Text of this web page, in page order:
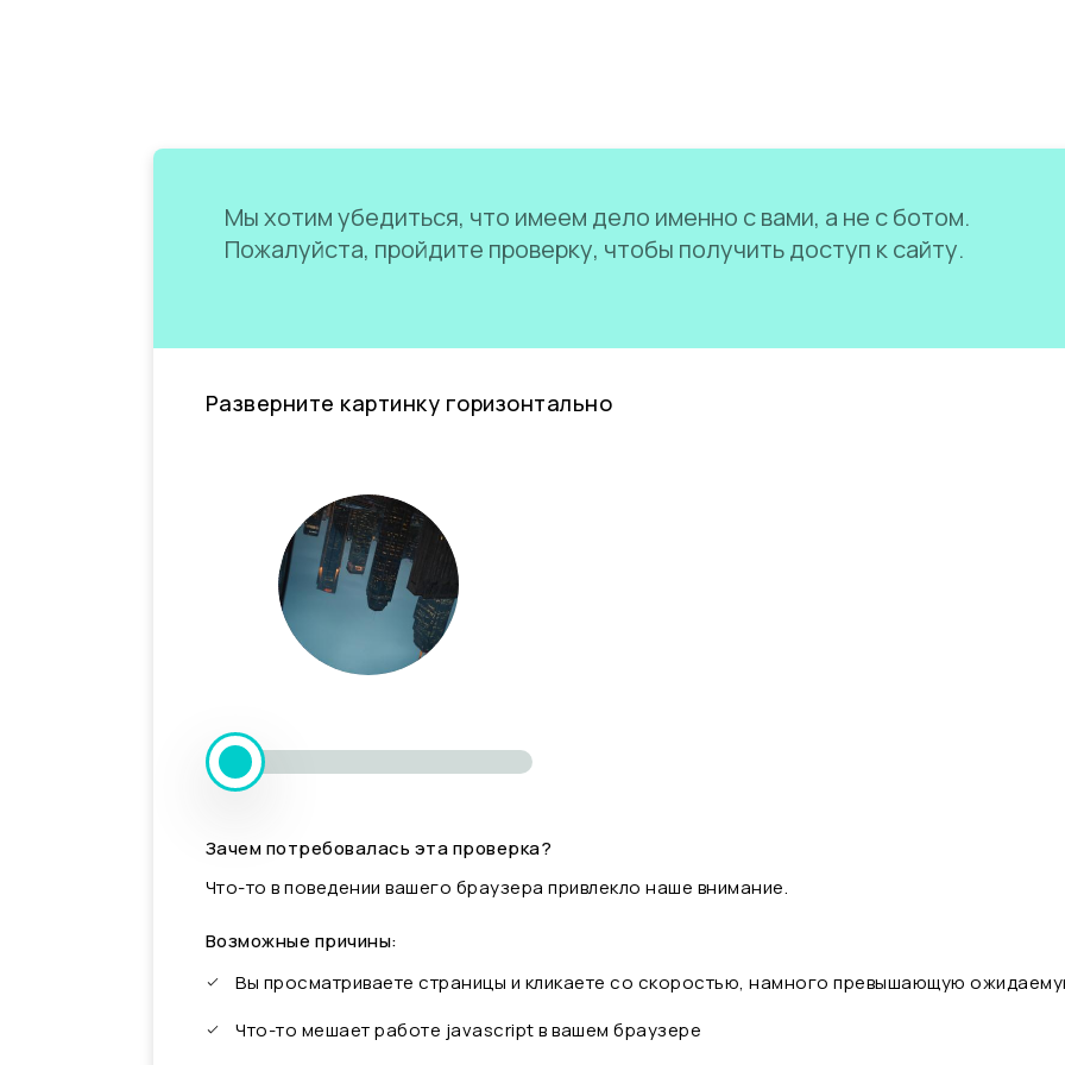
Мы хотим убедиться, что имеем дело именно с вами, а не с ботом.
Пожалуйста, пройдите проверку, чтобы получить доступ к сайту.
Разверните картинку горизонтально
Зачем потребовалась эта проверка?
Что-то в поведении вашего браузера привлекло наше внимание.
Возможные причины:
Вы просматриваете страницы и кликаете со скоростью, намного превышающую
Что-то мешает работе javascript в вашем браузере